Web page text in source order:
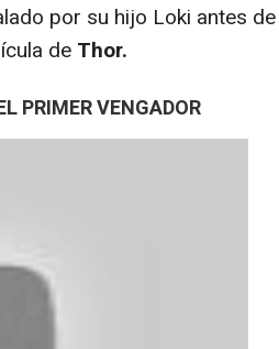
por su hijo Loki antes de
de Thor.
PRIMER VENGADOR